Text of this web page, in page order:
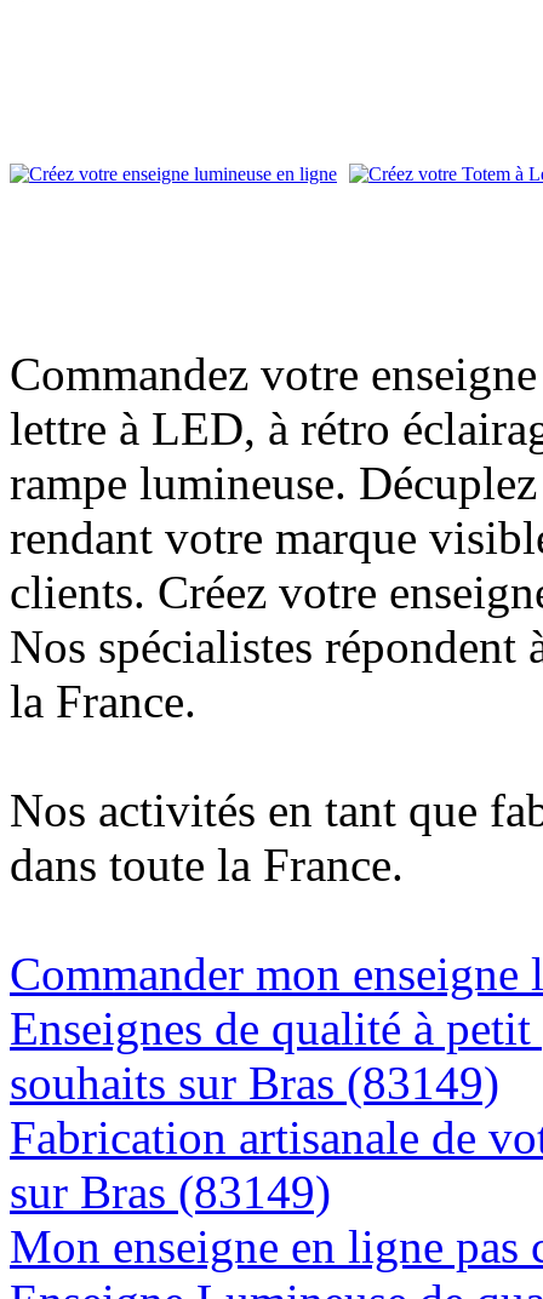
Commandez votre
lettre à LED, à rétro
rampe lumineuse.
rendant votre marque
clients. Créez votre
Nos spécialistes répondent
la France.
Nos activités en tant que
dans toute la France.
Commander mon
Enseignes de qualité à
souhaits sur Bras (83149)
Fabrication artisanale de
sur Bras (83149)
Mon enseigne en ligne pas